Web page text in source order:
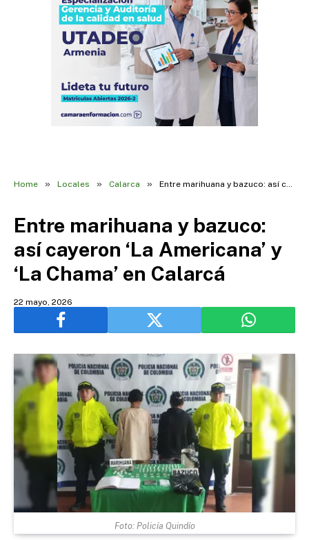
Home » Locales » Calarca » Entre marihuana y bazuco: así cayeron ‘La Americana’ y ‘La Chama’ en Calarcá
Entre marihuana y bazuco:
así cayeron ‘La Americana’ y
‘La Chama’ en Calarcá
22 mayo, 2026
Foto: Policía Quindío